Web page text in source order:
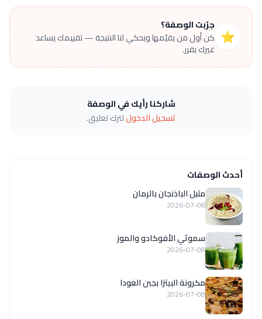
⭐
جرّبت الوصفة؟
كن أول من يقيّمها ويحكي لنا النتيجة — تقييمك يساعد
غيرك يقرر.
شاركنا رأيك في الوصفة
تسجيل الدخوللترك تعليق.
أحدث الوصفات
متبل الباذنجان بالرمان
2026-07-08
سموثي الأفوكادو والموز
2026-07-08
مكرونة البيتزا بجبن الغودا
2026-07-08